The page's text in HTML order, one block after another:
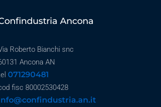
Ancona
Roberto Bianchi snc
Ancona AN
071290481
fisc 80002530428